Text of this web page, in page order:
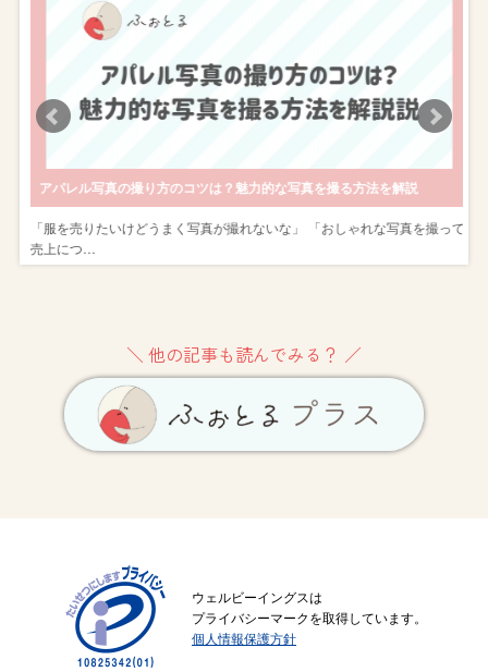
アパレル写真の撮り方のコツは？魅力的な写真を撮る方法を解説
「服を売りたいけどうまく写真が撮れないな」 「おしゃれな写真を撮って
売上につ…
＼ 他の記事も読んでみる？ ／
ウェルビーイングスは
プライバシーマークを取得しています。
個人情報保護方針